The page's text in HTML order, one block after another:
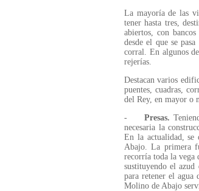
La mayoría de las
tener hasta tres,
abiertos, con
desde el que se
corral. En algunos
rejerías.
Destacan varios
puentes, cuadras,
del Rey, en mayor o
-
Presas.
necesaria la
En la actualidad, se
Abajo. La primera
recorría toda la vega
sustituyendo el
para retener el agua
Molino de Abajo